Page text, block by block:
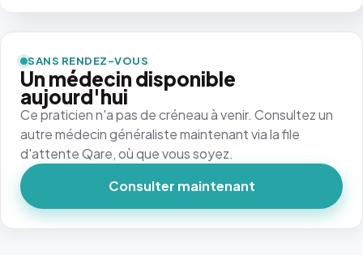
SANS RENDEZ-VOUS
Un médecin disponible
aujourd'hui
Ce praticien n'a pas de créneau à venir. Consultez un
autre médecin généraliste maintenant via la file
d'attente Qare, où que vous soyez.
Consulter maintenant